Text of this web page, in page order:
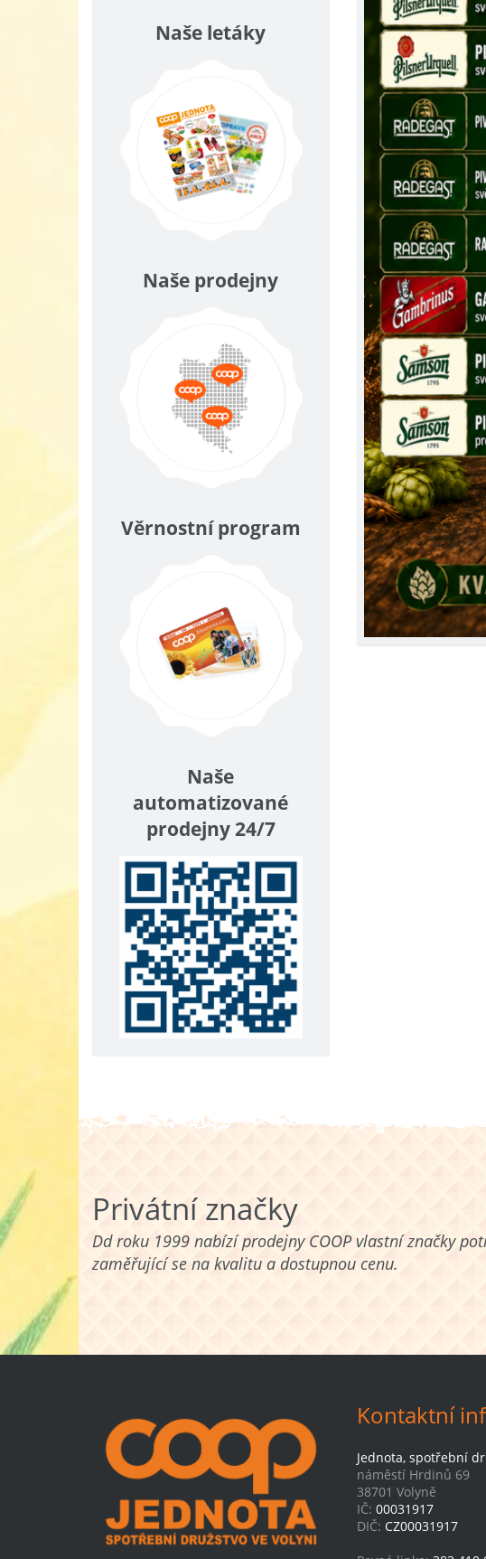
Naše letáky
Naše prodejny
Věrnostní program
Naše
automatizované
prodejny 24/7
Privátní značky
Dd roku 1999 nabízí prodejny COOP vlastní značky
zaměřující se na kvalitu a dostupnou cenu.
Kontaktní
Jednota, spotřební
náměstí Hrdinů 69
38701 Volyně
IČ: 00031917
DIČ: CZ00031917